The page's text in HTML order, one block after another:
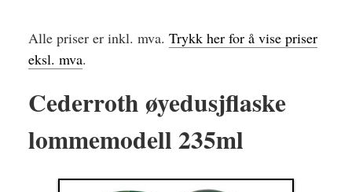
Alle priser er inkl. mva. Trykk her for å vise priser
eksl. mva.
Cederroth øyedusjflaske
lommemodell 235ml